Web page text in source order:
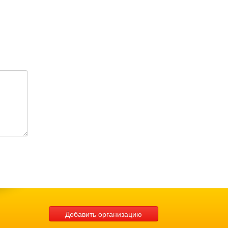
Добавить организацию